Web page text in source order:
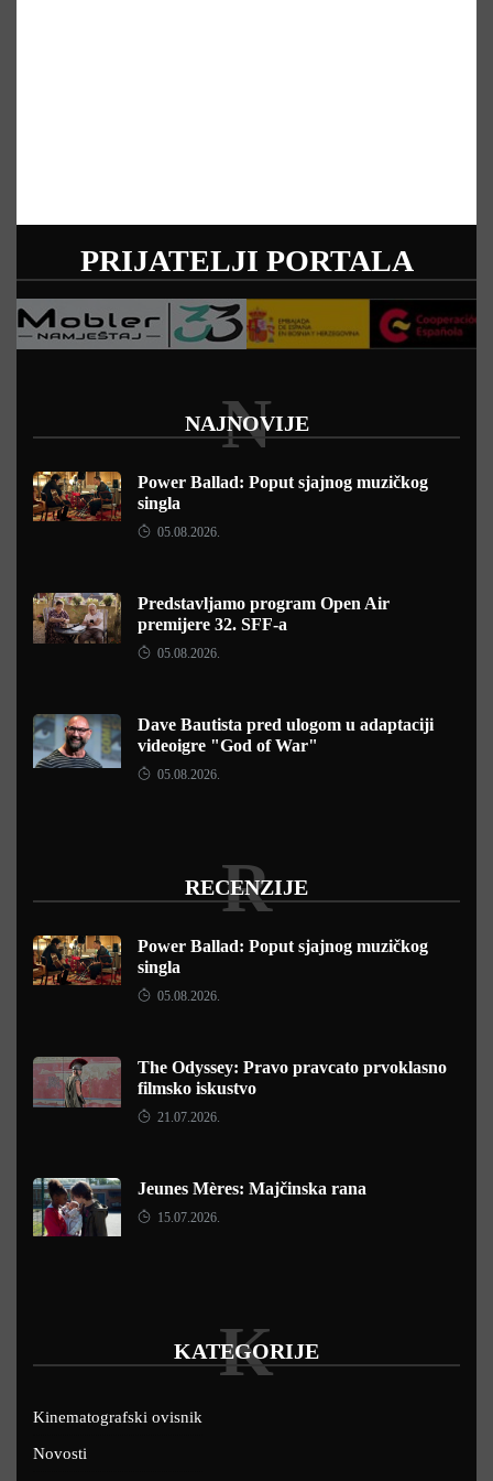
PRIJATELJI PORTALA
NAJNOVIJE
N
Power Ballad: Poput sjajnog muzičkog
singla
05.08.2026.
Predstavljamo program Open Air
premijere 32. SFF-a
05.08.2026.
Dave Bautista pred ulogom u adaptaciji
videoigre "God of War"
05.08.2026.
RECENZIJE
R
Power Ballad: Poput sjajnog muzičkog
singla
05.08.2026.
The Odyssey: Pravo pravcato prvoklasno
filmsko iskustvo
21.07.2026.
Jeunes Mères: Majčinska rana
15.07.2026.
KATEGORIJE
K
Kinematografski ovisnik
Novosti